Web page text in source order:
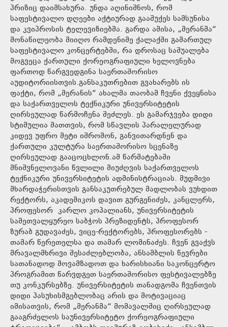
პრიზიც დაიმსახურა. უნდა აღინიშნოს, რომ
საფესტივალო დღეები აქტიურად გააშუქეს სამსუნისა
და კვიპროსის ტელევიზიებმა. გარდა ამისა, „მერანმა“
მონაწილეობა მიიღო რამდენიმე ქალაქში გამართულ
საფესტივალო კონცერტებში, რა დროსაც საშუალება
მოგვეცა ქართული ქორეოგრაფიული ხელოვნება
ფართოდ წარგვედგინა საერთაშორისო
აუდიტორიისთვის.განსაკუთრებით გვახარებს ის
ფაქტი, რომ „მერანის“ ახალმა თაობამ ჩვენი ქვეყნისა
და საქართველოს ტექნიკური უნივერსიტეტის
ღირსეულად წარმოჩენა შეძლეს. ეს გამარჯვება დიდი
სტიმულია მათთვის, რომ სწავლის პარალელურად
კიდევ უფრო მეტი იშრომონ, განვითარდნენ და
ქართული კულტურა საერთაშორისო სცენაზე
ღირსეულად გააცოცხლონ.ამ წარმატებაში
მნიშვნელოვანი წვლილი მიუძღვის საქართველოს
ტექნიკური უნივერსიტეტის ადმინისტრაციას. მუდმივი
მხარდაჭერისთვის განსაკუთრებულ მადლობას ვუხდით
რექტორს, აკადემიკოს დავით გურგენიძეს, კანცლერს,
პროფესორ კარლო კოპალიანს, უნივერსიტეტის
სამეთვალყურეო საბჭოს პრეზიდენტს, პროფესორ
ზურაბ გუდავაძეს, ვიცე-რექტორებს, პროფესორებს -
თამარ წერეთელსა და თამარ ლომინაძეს. ჩვენ გვაქვს
მრავალმხრივი შესაძლებლობა, ანსამბლის წევრები
სათანადოდ მოვამზადოთ და ხარისხიანი საკონცერტო
პროგრამით წარვდგეთ საერთაშორისო ფესტივალებზე
თუ კონკურსებზე. უნივერსიტეტის თანადგომა ჩვენთვის
დიდი პასუხისმგებლობაც არის და მოტივაციაც
იმისათვის, რომ „მერანმა“ მომავალშიც ღირსეულად
გააგრძელოს საუნივერსიტეტო ქორეოგრაფიული